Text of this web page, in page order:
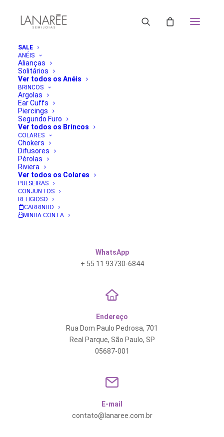
SALE
ANÉIS
Alianças
Solitários
Ver todos os Anéis
BRINCOS
Argolas
Ear Cuffs
Piercings
Segundo Furo
Ver todos os Brincos
COLARES
Chokers
Difusores
Pérolas
Riviera
Ver todos os Colares
PULSEIRAS
CONJUNTOS
RELIGIOSO
CARRINHO
MINHA CONTA
Entre em contato conosco
Alguma duvida sobre nossos produtos? Nos mande uma
mensagem que retornaremos o mais breve possível.
WhatsApp
+ 55 11 93730-6844
Endereço
Rua Dom Paulo Pedrosa, 701
Real Parque, São Paulo, SP
05687-001
E-mail
contato@lanaree.com.br